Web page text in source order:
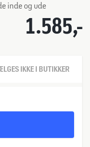
inde og ude
1.585,-
IKKE I BUTIKKER